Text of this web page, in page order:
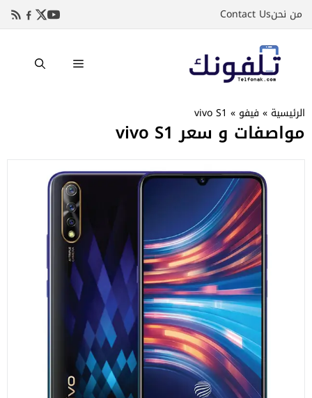
إلىمن نحنContact Us
القائمة
الرئيسية » فيفو »
vivo S1
مواصفات و سعر vivo S1